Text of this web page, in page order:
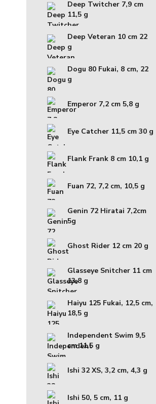
Deep Twitcher 7,9 cm
11,5 g
Deep Veteran 10 cm 22
g
Dogu 80 Fukai, 8 cm, 22
g
Emperor 7,2 cm 5,8 g
Eye Catcher 11,5 cm 30 g
Flank Frank 8 cm 10,1 g
Fuan 72, 7,2 cm, 10,5 g
Genin 72 Hiratai 7,2cm
5g
Ghost Rider 12 cm 20 g
Glasseye Snitcher 11 cm
13,8 g
Haiyu 125 Fukai, 12,5 cm,
18,5 g
Independent Swim 9,5
cm 11,5 g
Ishi 32 XS, 3,2 cm, 4,3 g
Ishi 50, 5 cm, 11 g